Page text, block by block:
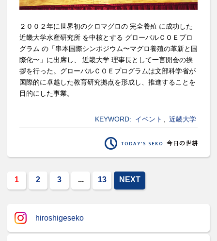
２００２年に世界初のクロマグロの 完全養殖 に成功した
近畿大学水産研究所 を中核とする グローバルＣＯＥプロ
グラム の「串本国際シンポジウム〜マグロ養殖の革新と国
際化〜」に出席し、 近畿大学 理事長として一言開会の挨
拶を行った。グローバルＣＯＥプログラムは文部科学省が
国際的に卓越した教育研究拠点を形成し、推進することを
目的にした事業。
KEYWORD: イベント 近畿大学
1 2 3 ... 13 NEXT
hiroshigeseko